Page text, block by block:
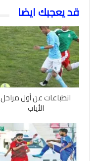
قد يعجبك ايضا
انطباعات عن أول مراحل
الأياب